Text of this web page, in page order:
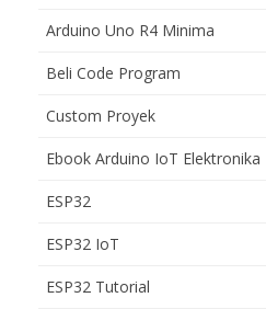
Arduino Uno R4 Minima
Beli Code Program
Custom Proyek
Ebook Arduino IoT Elektronika
ESP32
ESP32 IoT
ESP32 Tutorial